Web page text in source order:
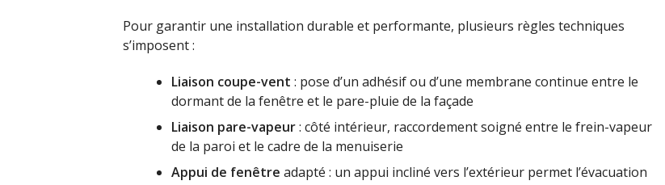
Pour garantir une installation durable et performante, plusieurs règles techniques
s’imposent :
Liaison coupe-vent : pose d’un adhésif ou d’une membrane continue entre le
dormant de la fenêtre et le pare-pluie de la façade
Liaison pare-vapeur: côté intérieur, raccordement soigné entre le frein-vapeur
de la paroi et le cadre de la menuiserie
Appui de fenêtre adapté : un appui incliné vers l’extérieur permet l’évacuation